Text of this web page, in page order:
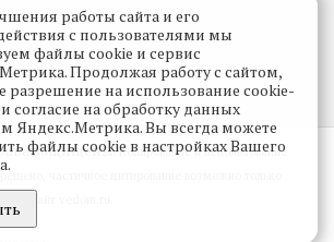
защищены.Копирование и использование
частичное цитирование возможно только
на сайт vedom.ru.
работы сайта и его
с пользователями мы
файлы cookie и сервис
Продолжая работу с сайтом,
разрешение на использование cookie-
согласие на обработку данных
Яндекс.Метрика. Вы всегда можете
файлы cookie в настройках Вашего